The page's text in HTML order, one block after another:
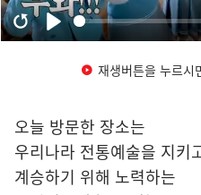
재생버튼을 누르시
오늘 방문한 장소는
우리나라 전통예술을 지키
계승하기 위해 노력하는